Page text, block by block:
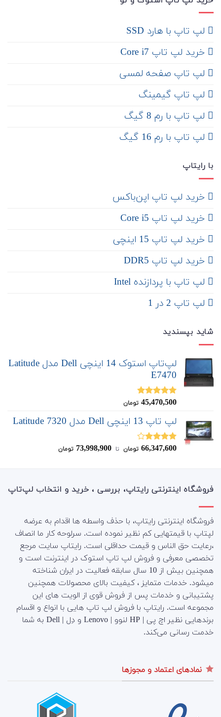
لپ تاپ با هارد SSD
خرید لپ تاپ Core i7
لپ تاپ صفحه لمسی
لپ تاپ گیمینگ
لپ تاپ با رم 8 گیگ
لپ تاپ با رم 16 گیگ
با رایتاپ
‌ خرید لپ تاپ اپن‌باکس
خرید لپ تاپ Core i5
‌‌ خرید لپ تاپ 15 اینچی
خرید لپ تاپ DDR5
لپ تاپ با پردازنده Intel
لپ تاپ 2 در 1
شاید بپسندید
لپ‌تاپ استوک 14 اینچی Dell مدل Latitude
E7470
نمره5.00
45,470,500 تومان
لپ تاپ 13 اینچی Dell مدل Latitude 7320
نمره
66,347,600 تومان ‌ تا ‌ 73,998,900 تومان
فروشگاه اینترنتی رایتاپ، بررسی ، خرید و انتخاب لپ‌تاپ
فروشگاه اینترنتی رایتاپ، با حذف واسطه ها اقدام به عرضه
لپتاپ با قیمتهایی کم نظیر نموده است. سرلوحه کار ما انصاف
،رعایت حق الناس و قیمت حداقلی است. رایتاپ سایت مرجع
تخصصی معرفی و فروش لپ تاپ استوک در اینترنت است و
همچنین بیش از 10 سال سابقه فعالیت در ایران شناخته
میشود. خدمات متمایز ، کیفیت بالای محصولات همچنین
پشتیبانی و خدمات پس از فروش قوی از الویت های این
مجموعه است. رایتاپ با فروش لپ تاپ هایی با انواع و اقسام
برندهایی نظیر اچ پی | HP لنوو | Lenovo و دِل | Dell به شما
خدمت رسانی می‌کند.
نمادهای اعتماد و مجوزها